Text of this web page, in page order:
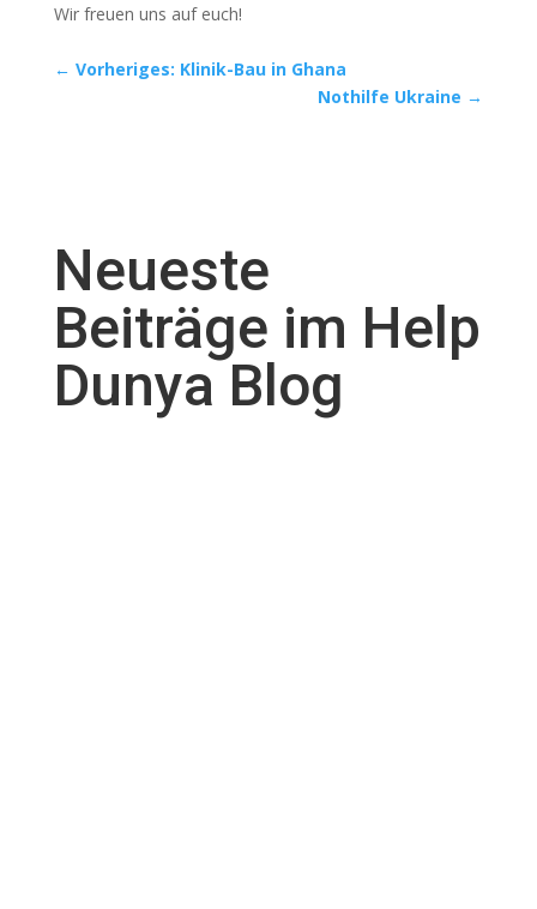
Wir freuen uns auf euch!
← Vorheriges: Klinik-Bau in Ghana
Nothilfe Ukraine →
Neueste
Beiträge im Help
Dunya Blog